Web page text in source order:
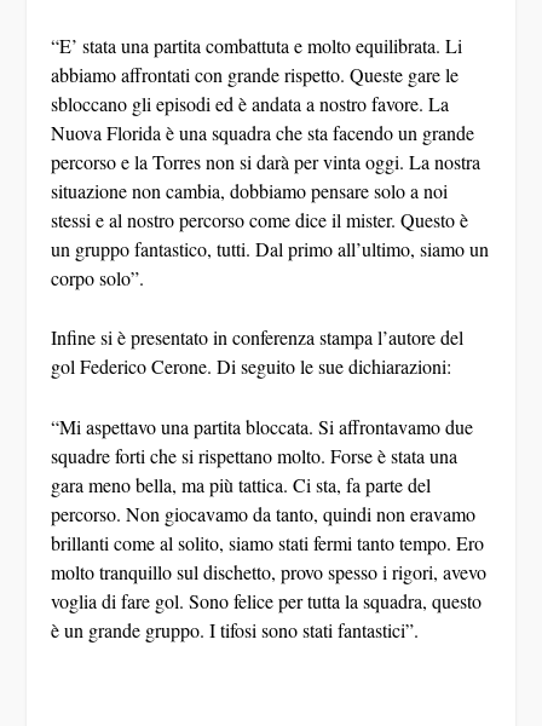
“E’ stata una partita combattuta e molto equilibrata. Li
abbiamo affrontati con grande rispetto. Queste gare le
sbloccano gli episodi ed è andata a nostro favore. La
Nuova Florida è una squadra che sta facendo un grande
percorso e la Torres non si darà per vinta oggi. La nostra
situazione non cambia, dobbiamo pensare solo a noi
stessi e al nostro percorso come dice il mister. Questo è
un gruppo fantastico, tutti. Dal primo all’ultimo, siamo un
corpo solo”.
Infine si è presentato in conferenza stampa l’autore del
gol Federico Cerone. Di seguito le sue dichiarazioni:
“Mi aspettavo una partita bloccata. Si affrontavamo due
squadre forti che si rispettano molto. Forse è stata una
gara meno bella, ma più tattica. Ci sta, fa parte del
percorso. Non giocavamo da tanto, quindi non eravamo
brillanti come al solito, siamo stati fermi tanto tempo. Ero
molto tranquillo sul dischetto, provo spesso i rigori, avevo
voglia di fare gol. Sono felice per tutta la squadra, questo
è un grande gruppo. I tifosi sono stati fantastici”.